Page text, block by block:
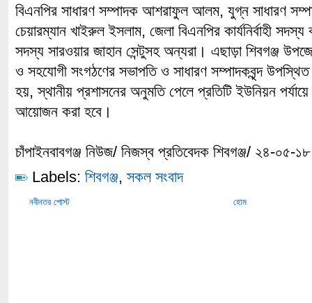
বিএনপির সাধারণ সম্পাদক আশরাফুল আলম, যুগ্ন সাধারণ
চেয়ারম্যান খাইরুল ইসলাম, জেলা বিএনপির কার্যনির্বাহী সদস্য
সদস্য সারওয়ার জাহান সেন্টুসহ অন্যরা। এছাড়া শিবগঞ্জ
ও সহযোগী সংগঠণের সভাপতি ও সাধারণ সম্পাদকবৃন্দ
হয়, স্থানীয় প্রশাসনের অনুমতি পেলে প্রতিটি ইউনিয়ন
আয়োজন করা হবে।
চাঁপাইনবাবগঞ্জ নিউজ/ নিজস্ব প্রতিবেদক শিবগঞ্জ/ ২৪-০৫-১৮
Labels: শিবগঞ্জ, সকল সংবাদ
নবীনতর পোস্ট হোম